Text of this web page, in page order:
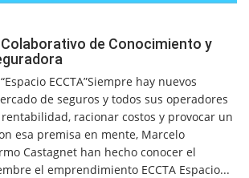
de Conocimiento y
ECCTA”Siempre hay nuevos
de seguros y todos sus operadores
racionar costos y provocar un
esa premisa en mente, Marcelo
Castagnet han hecho conocer el
el emprendimiento ECCTA Espacio...